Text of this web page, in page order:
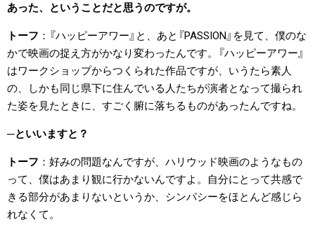
あった、ということだと思うのですが。
トーフ
『ハッピーアワー』と、あと『PASSION』を見て、僕のな
かで映画の捉え方がかなり変わったんです。『ハッピーアワー』
はワークショップからつくられた作品ですが、いうたら素人
の、しかも同じ県下に住んでいる人たちが演者となって撮られ
た姿を見たときに、すごく腑に落ちるものがあったんですね。
といいますと？
トーフ
好みの問題なんですが、ハリウッド映画のようなもの
って、僕はあまり観に行かないんですよ。自分にとって共感で
きる部分があまりないというか、シンパシーをほとんど感じら
れなくて。